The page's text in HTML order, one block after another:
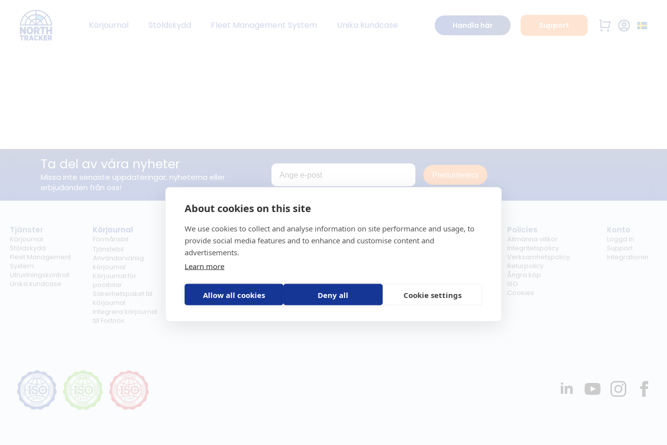
About cookies on this site
We use cookies to collect and analyse information on site performance and usage, to
provide social media features and to enhance and customise content and
advertisements.
Learn more
Allow all cookies Deny all Cookie settings
Körjournal Stöldskydd Fleet Management System Unika kundcase Handla här Support
Ta del av våra nyheter
Missa inte senaste uppdateringar, nyheterna eller
erbjudanden från oss!
Prenumerera
Tjänster
Körjournal
Stöldskydd
Fleet Management
System
Utrustningskontroll
Unika kundcase
Körjournal
Förmånsbil
Tjänstebil
Användarvänlig
körjournal
Körjournal för
poolbilar
Säkerhetspaket till
körjournal
Integrera körjournal
till Fortnox
Regelverk
Milersättning
Regler för tjänstebil
Regler för
förmånsbil
GPS-trackers
Scout 2.0
Stöldskydd
Båt
Åkgräsklippare
Moped
Vattenskoter
Företag
Om oss
Policies
Allmänna villkor
Integritetspolicy
Verksamhetspolicy
Returpolicy
Ångra köp
ISO
Cookies
Konto
Logga in
Support
Integrationer